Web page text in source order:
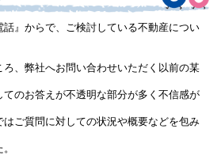
』からで、ご検討している不動産につい
、弊社へお問い合わせいただく以前の某
のお答えが不透明な部分が多く不信感が
ご質問に対しての状況や概要などを包み